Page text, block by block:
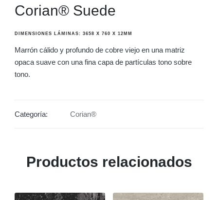
Corian® Suede
DIMENSIONES LÁMINAS: 3658 X 760 X 12MM
Marrón cálido y profundo de cobre viejo en una matriz
opaca suave con una fina capa de partículas tono sobre
tono.
Categoría: Corian®
Productos relacionados